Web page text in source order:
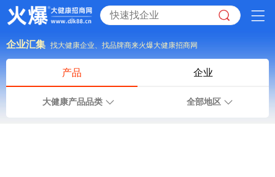
企业汇集 找大健康企业、找品牌商来火爆大健康招商网
产品 企业
大健康产品品类 全部地区